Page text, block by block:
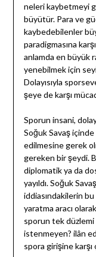
neleri kaybetmeyi
büyütür. Para ve
kaybedebilenler
paradigmasına
anlamda en büyük
yenebilmek için
Dolayısıyla
şeye de karşı
Sporun insani,
Soğuk Savaş içinde
edilmesine gerek
gereken bir şeydi.
diplomatik ya da
yayıldı. Soğuk
iddiasındakilerin bu
yaratma aracı
sporun tek düzlemi
istenmeyen? ilân
spora girişine karşı